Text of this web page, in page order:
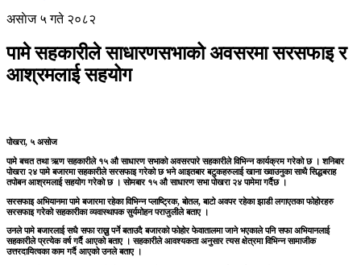
असाेज ५ गते २०८२
पामे सहकारीले साधारणसभाको अवसरमा सरसफाइ र
आश्रमलाई सहयोग
पोखरा, ५ असोज
पामे बचत तथा ऋण सहकारीले १५ औ साधारण सभाको अवसरपारे सहकारीले विभिन्न कार्यक्रम गरेको छ । शनिबार
पोखरा २४ पामे बजारमा सहकारीले सरसफाइ गरेको छ भने आइतबार बटुकहरुलाई खाना ख्वाउनुका साथै सिद्धबराह
तपोबन आश्रमलाई सहयोग गरेको छ । सोमबार १५ औ साधारण सभा पोखरा २४ पामेमा गर्दैछ ।
सरसफाइ अभियानमा पामे बजारमा रहेका विभिन्न प्लाष्ट्रिक, बोतल, बाटो अवपर रहेका झाडी लगाएतका फोहोरहरु
सरसफाइ गरेको सहकारीका व्यवास्थापक सुर्यमोहन पराजुलीले बताए ।
उनले पामे बजारलाई सधै सफा राख्नु पर्ने बताउदै बजारको फोहोर फेवातालमा जाने भएकाले पनि सफा अभियानलाई
सहकारीले प्रत्येक वर्ष गर्दै आएको बताए । सहकारीले आवश्यकता अनुसार त्यस क्षेत्रमा विभिन्न सामाजीक
उत्तरदायित्वका काम गर्दै आएको उनले बताए ।